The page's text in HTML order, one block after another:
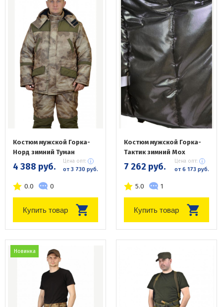
Костюм мужской Горка-
Норд зимний Туман
4 388 руб. Цена опт:
от 3 730 руб.
0.0 0
Купить товар
Костюм мужской Горка-
Тактик зимний Мох
7 262 руб. Цена опт:
от 6 173 руб.
5.0 1
Купить товар
Новинка